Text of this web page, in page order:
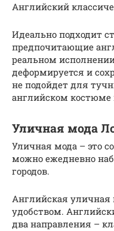
Английский
Идеально подходит
предпочитающие
реальном
деформируется и
не подойдет для
английском
Уличная мода
Уличная мода – это
можно ежедневно
городов.
Английская уличная
удобством.
два направления –